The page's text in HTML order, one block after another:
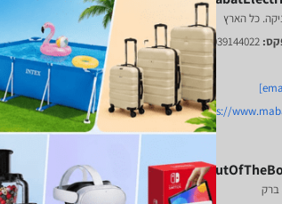
כל הארץ
039144022
https://
פרטים נוספים
ברק